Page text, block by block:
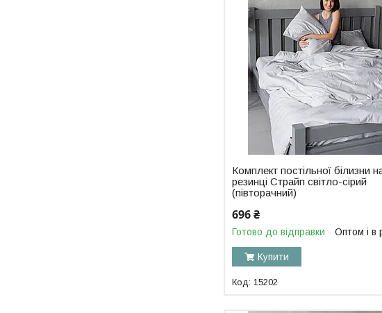
Комплект постільної білизни
резинці Страйп світло-сірий
(півторачний)
696 ₴
Готово до відправки Оптом і в
Купити
15202